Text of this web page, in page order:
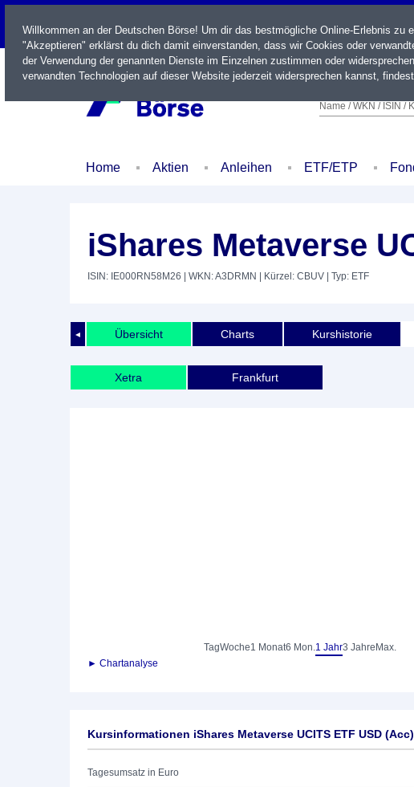
LIVE
Name / WKN / ISIN /
Home Aktien Anleihen ETF/ETP
iShares Metaverse
ISIN: IE000RN58M26 | WKN: A3DRMN | Kürzel: CBUV | Typ: ETF
◄ Übersicht Charts Kurshistorie
Xetra Frankfurt
TagWoche1 Monat6 Mon.1 Jahr3 Jahre Max.
► Chartanalyse
Kursinformationen iShares Metaverse UCITS ETF USD (Acc)
Tagesumsatz in Euro
Willkommen an der Deutschen Börse! Um dir das bestmögliche Online-Erlebnis
"Akzeptieren" erklärst du dich damit einverstanden, dass wir Cookies oder
der Verwendung der genannten Dienste im Einzelnen zustimmen oder
verwandten Technologien auf dieser Website jederzeit widersprechen kannst,